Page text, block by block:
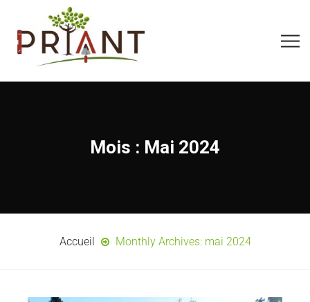
Mois : Mai 2024
Accueil Monthly Archives: mai 2024